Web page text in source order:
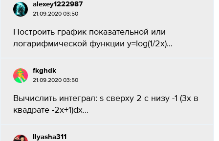
alexey1222987
21.09.2020 03:50
Построить график показательной или
логарифмической функции y=log(1/2x)...
fkghdk
21.09.2020 03:50
Вычислить интеграл: s сверху 2 с низу -1 (3х в
квадрате -2х+1)dx...
Ilyasha311